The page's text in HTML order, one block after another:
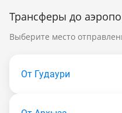
Трансферы до
Выберите место
От Гудаури